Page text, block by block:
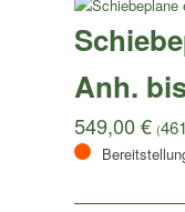
Anh.
549,00€ (